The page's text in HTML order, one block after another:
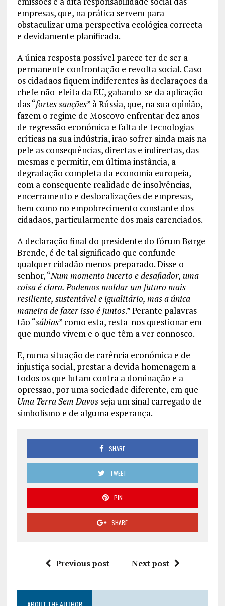
empresas, que, na prática servem para
obstaculizar uma perspectiva ecológica correcta
e devidamente planificada.
A única resposta possível parece ter de ser a
permanente confrontação e revolta social. Caso
os cidadãos fiquem indiferentes às declarações da
chefe não-eleita da EU, gabando-se da aplicação
das “fortes sanções” à Rússia, que, na sua opinião,
fazem o regime de Moscovo enfrentar dez anos
de regressão económica e falta de tecnologias
críticas na sua indústria, irão sofrer ainda mais na
pele as consequências, directas e indirectas, das
mesmas e permitir, em última instância, a
degradação completa da economia europeia,
com a consequente realidade de insolvências,
encerramento e deslocalizações de empresas,
bem como no empobrecimento constante dos
cidadãos, particularmente dos mais carenciados.
A declaração final do presidente do fórum Børge
Brende, é de tal significado que confunde
qualquer cidadão menos preparado. Disse o
senhor, “Num momento incerto e desafiador, uma
coisa é clara. Podemos moldar um futuro mais
resiliente, sustentável e igualitário, mas a única
maneira de fazer isso é juntos.” Perante palavras
tão “sábias” como esta, resta-nos questionar em
que mundo vivem e o que têm a ver connosco.
E, numa situação de carência económica e de
injustiça social, prestar a devida homenagem a
todos os que lutam contra a dominação e a
opressão, por uma sociedade diferente, em que
Uma Terra Sem Davosseja um sinal carregado de
simbolismo e de alguma esperança.
SHARE
TWEET
PIN
SHARE
Previous post Next post